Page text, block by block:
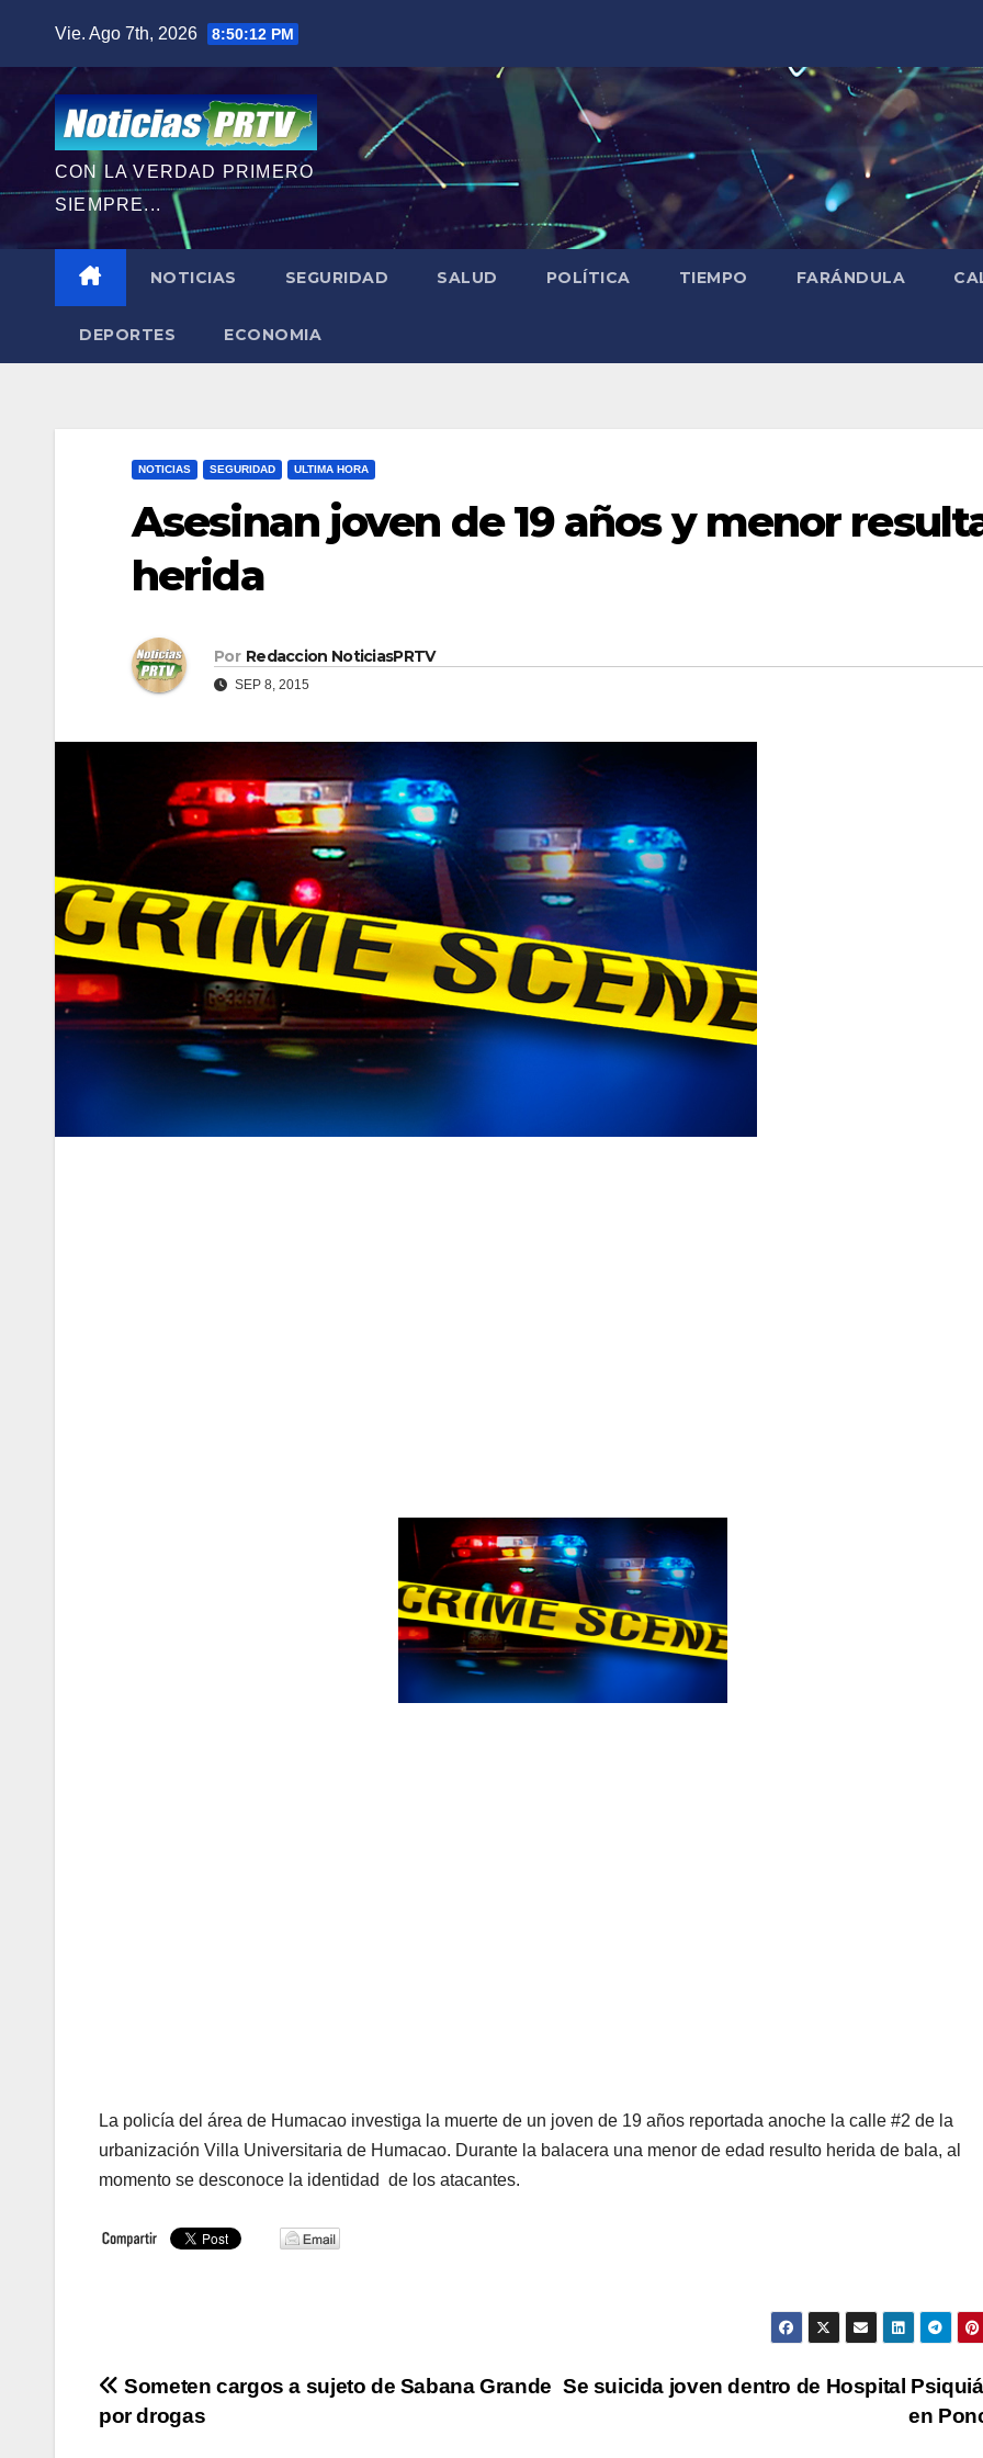
contenido
Vie. Ago 7th, 2026 8:50:13 PM
CON LA VERDAD PRIMERO
SIEMPRE...
NOTICIAS SEGURIDAD SALUD POLÍTICA TIEMPO FARÁNDULA
DEPORTES ECONOMIA
NOTICIAS SEGURIDAD ULTIMA HORA
Asesinan joven de 19 años y menor
herida
Por Redaccion NoticiasPRTV
SEP 8, 2015
La policía del área de Humacao investiga la muerte de un joven de 19 años reportada anoche la calle #2 de la
urbanización Villa Universitaria de Humacao. Durante la balacera una menor de edad resulto herida de bala, al
momento se desconoce la identidad de los atacantes.
Navegación
de
Se suicida joven dentro de Hospital
en
Someten cargos a sujeto de Sabana Grande
por drogas